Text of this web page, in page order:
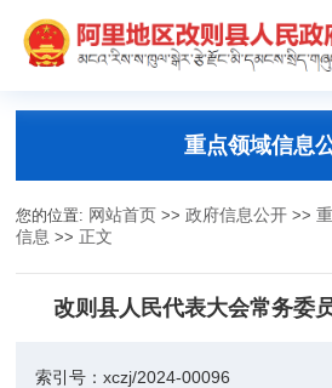
重点领域信息
您的位置: 网站首页 >>政府信息公开 >>
信息 >> 正文
改则县人民代表大会常务委
索引号：xczj/2024-00096